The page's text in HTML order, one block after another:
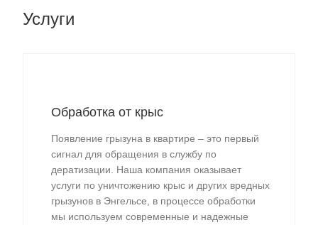
Услуги
Обработка от крыс
Появление грызуна в квартире – это первый
сигнал для обращения в службу по
дератизации. Наша компания оказывает
услуги по уничтожению крыс и других вредных
грызунов в Энгельсе, в процессе обработки
мы используем современные и надежные